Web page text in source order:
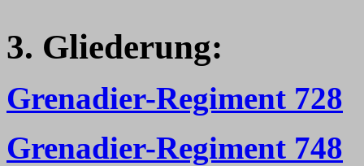
3. Gliederung:
Grenadier-Regiment 728
Grenadier-Regiment 748